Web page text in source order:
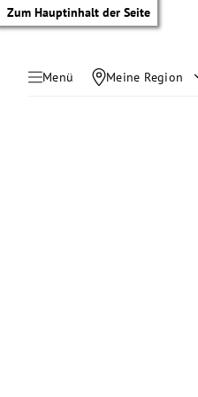
Zum Hauptinhalt der Seite
Menü Meine Region